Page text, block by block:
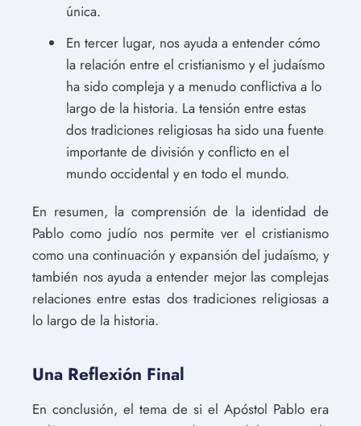
única.
En tercer lugar, nos ayuda a entender cómo
la relación entre el cristianismo y el judaísmo
ha sido compleja y a menudo conflictiva a lo
largo de la historia. La tensión entre estas
dos tradiciones religiosas ha sido una fuente
importante de división y conflicto en el
mundo occidental y en todo el mundo.
En resumen, la comprensión de la identidad de
Pablo como judío nos permite ver el cristianismo
como una continuación y expansión del judaísmo, y
también nos ayuda a entender mejor las complejas
relaciones entre estas dos tradiciones religiosas a
lo largo de la historia.
Una Reflexión Final
En conclusión, el tema de si el Apóstol Pablo era